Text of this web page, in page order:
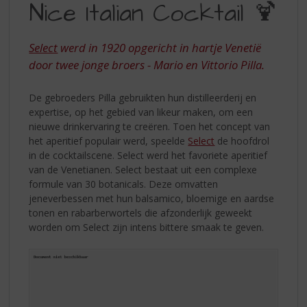
ITALIAN
COCKTAIL
Nice Italian Cocktail 🍹
Select werd in 1920 opgericht in hartje Venetië
door twee jonge broers - Mario en Vittorio Pilla.
De gebroeders Pilla gebruikten hun distilleerderij en
expertise, op het gebied van likeur maken, om een
nieuwe drinkervaring te creëren. Toen het concept van
het aperitief populair werd, speelde Select de hoofdrol
in de cocktailscene. Select werd het favoriete aperitief
van de Venetianen. Select bestaat uit een complexe
formule van 30 botanicals. Deze omvatten
jeneverbessen met hun balsamico, bloemige en aardse
tonen en rabarberwortels die afzonderlijk geweekt
worden om Select zijn intens bittere smaak te geven.